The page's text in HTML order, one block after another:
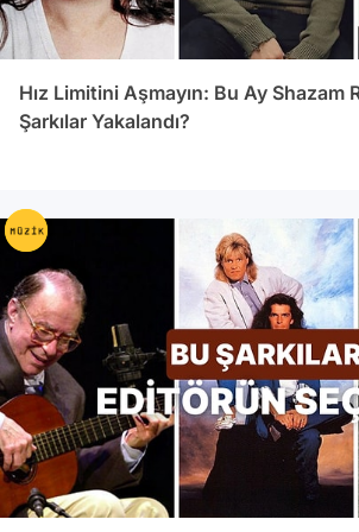
desteğiyle birlikte 5 GB ücretsiz
sunulacak. Bu kapasite aşıldığında 20
ödenecek. Üst sınır 1 TB. Siri artık Shazam ile
uyumlu hale geldi. Siri dinlediğiniz
uygulama var ve App Store’u her
milyon kişi ziyaret ediyor. App
özellikle artık geliştiriciler videoların
videolarını ekleyebilecek. AppStore arama
kısmı ilgili aramalarla daha faydalı hale
gelecek. “Editörün Seçimi” olarak
uygulamalar özel olarak belirtilecek. Daha
önce satın alınan TestFlight’ın test
geliştiricilerle buluşacak. Geliştiriciler bir kaç
uygulamayı bir arada özel bir fiyatla
satabilecek. Yeni App Store SDK’sı 4000 yeni
Hız Limitini Aşmayın: Bu Ay Shazam
Şarkılar Yakalandı?